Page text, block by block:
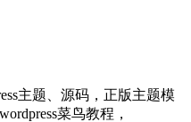
主题、源码，正版主题模
菜鸟教程，